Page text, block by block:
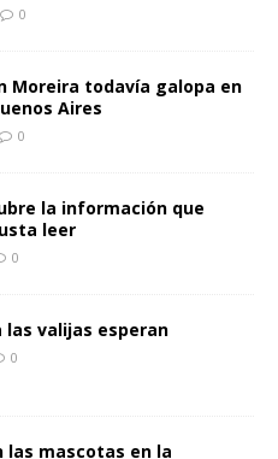
0
Moreira todavía galopa en
Aires
0
la información que
leer
0
las valijas esperan
0
las mascotas en la